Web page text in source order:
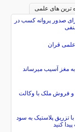
ترین های علمی
صدور پروانه كسب در
قران
و فروش ملک با وکالت
تزریق پلاستیک به سود
کنید